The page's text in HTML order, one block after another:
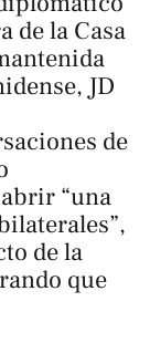
de la Casa
JD
de
“una
de la
que